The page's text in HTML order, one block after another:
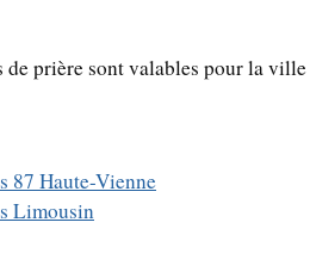
de prière sont valables pour la
87 Haute-Vienne
Limousin